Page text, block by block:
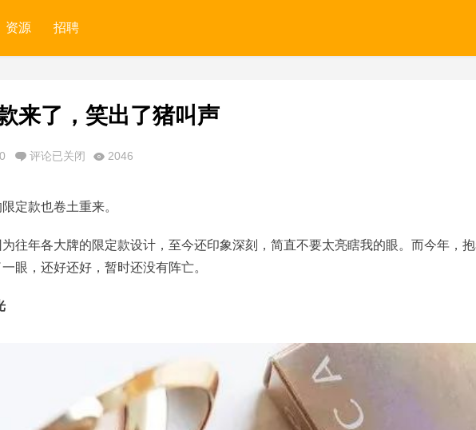
资源 招聘
来了，笑出了猪叫声
0 评论已关闭 2046
定款也卷土重来。
往年各大牌的限定款设计，至今还印象深刻，简直不要太亮瞎我的眼。而今年，
眼，还好还好，暂时还没有阵亡。